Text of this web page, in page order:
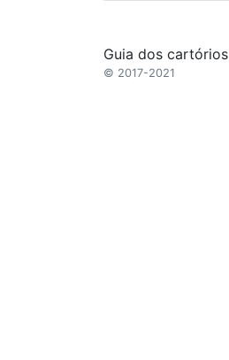
Guia dos cartórios
© 2017-2021